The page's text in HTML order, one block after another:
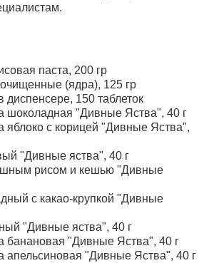
паста, 200 гр
(ядра), 125 гр
диспенсере, 150 таблеток
шоколадная "Дивные Яства", 40 г
яблоко с корицей "Дивные Яства",
"Дивные яства", 40 г
рисом и кешью "Дивные
с какао-крупкой "Дивные
"Дивные яства", 40 г
банановая "Дивные Яства", 40 г
апельсиновая "Дивные Яства", 40 г